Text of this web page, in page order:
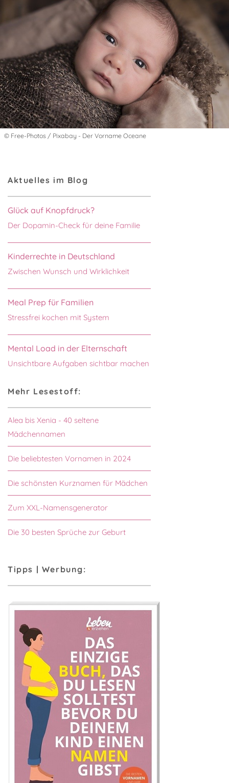
© Free-Photos / Pixabay - Der Vorname Oceane
Aktuelles im Blog
Glück auf Knopfdruck?
Der Dopamin-Check für deine Familie
Kinderrechte in Deutschland
Zwischen Wunsch und Wirklichkeit
Meal Prep für Familien
Stressfrei kochen mit System
Mental Load in der Elternschaft
Unsichtbare Aufgaben sichtbar machen
Mehr Lesestoff:
Alea bis Xenia - 40 seltene
Mädchennamen
Die beliebtesten Vornamen in 2024
Die schönsten Kurznamen für Mädchen
Zum XXL-Namensgenerator
Die 30 besten Sprüche zur Geburt
Tipps | Werbung: